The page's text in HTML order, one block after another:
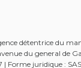
détentrice du
du general
juridique :